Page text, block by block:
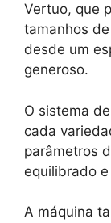
Vertuo, que
tamanhos
desde um
generoso.
O sistema
cada
parâmetros
equilibrado
A máquina